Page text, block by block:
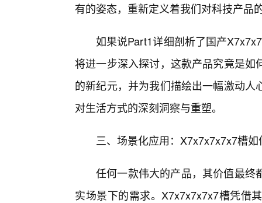
有的姿态，重新定义着我们对科技产品
如果说Part1详细剖析了国产
将进一步深入探讨，这款产品究竟是
的新纪元，并为我们描绘出一幅激动
对生活方式的深刻洞察与重塑。
三、场景化应用：X7x7x7x7x7槽
任何一款伟大的产品，其价值最终
实场景下的需求。X7x7x7x7x7槽凭借